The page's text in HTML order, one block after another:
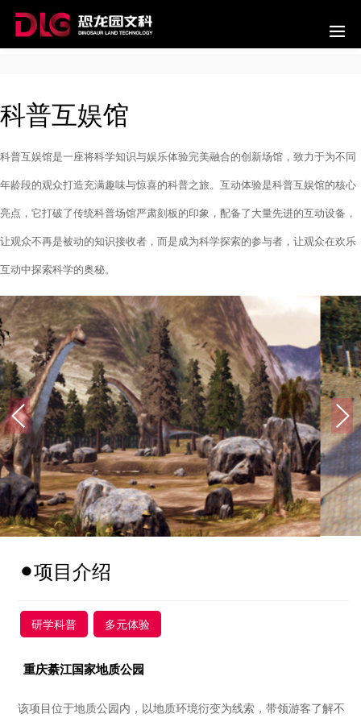
科普互娱馆
科普互娱馆是一座将科学知识与娱乐体验完美融合的创新场馆，致力于为不同
年龄段的观众打造充满趣味与惊喜的科普之旅。互动体验是科普互娱馆的核心
亮点，它打破了传统科普场馆严肃刻板的印象，配备了大量先进的互动设备，
让观众不再是被动的知识接收者，而是成为科学探索的参与者，让观众在欢乐
互动中探索科学的奥秘。
项目介绍
研学科普 多元体验
重庆綦江国家地质公园
该项目位于地质公园内，以地质环境衍变为线索，带领游客了解不